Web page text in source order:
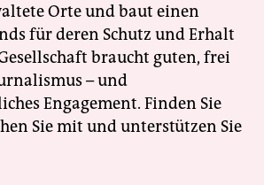
Orte und baut einen
für deren Schutz und Erhalt
braucht guten, frei
– und
Engagement. Finden Sie
Sie mit und unterstützen Sie